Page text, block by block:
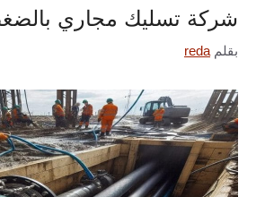
شركة تسليك مجاري
بقلم reda